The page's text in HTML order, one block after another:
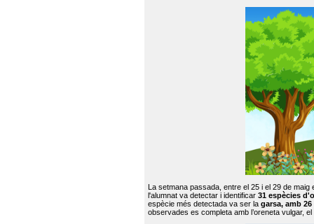
La setmana passada, entre el 25 i el 29 de
l'alumnat va detectar i identificar 31 espècies
espècie més detectada va ser la garsa, amb
observades es completa amb l’oreneta vulgar,